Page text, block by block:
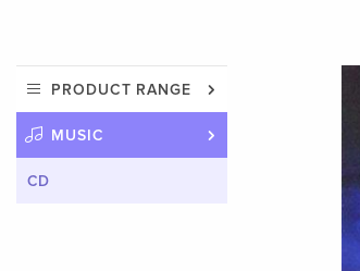
PRODUCT RANGE
MUSIC
CD